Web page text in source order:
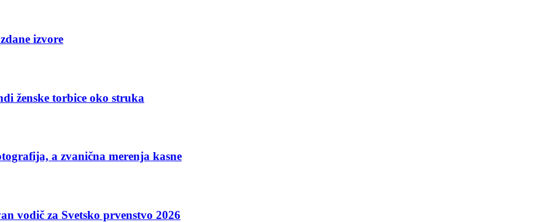
izvore
ženske torbice oko struka
a zvanična merenja kasne
vodič za Svetsko prvenstvo 2026